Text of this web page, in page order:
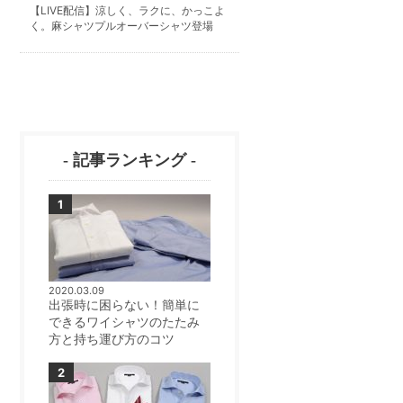
【LIVE配信】涼しく、ラクに、かっこよ
く。麻シャツプルオーバーシャツ登場
- 記事ランキング -
2020.03.09
出張時に困らない！簡単に
できるワイシャツのたたみ
方と持ち運び方のコツ